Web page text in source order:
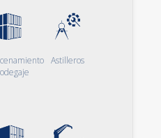
Astilleros